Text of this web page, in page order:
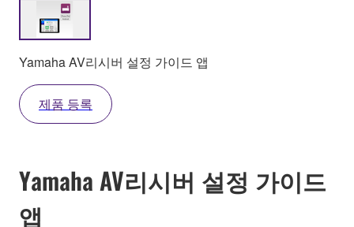
Yamaha AV리시버 설정 가이드 앱
제품 등록
Yamaha AV리시버 설정 가이드
앱